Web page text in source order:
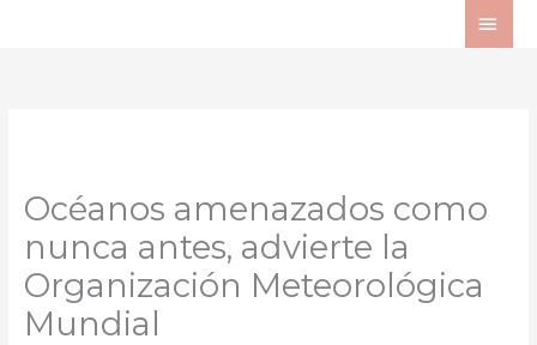
Océanos amenazados como
nunca antes, advierte la
Organización Meteorológica
Mundial